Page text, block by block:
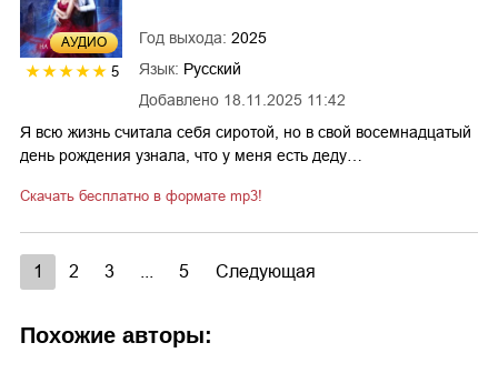
AУДИО
5
Добавлено 18.11.2025 11:42
Год выхода: 2025
Язык: Русский
Я всю жизнь считала себя сиротой, но в свой восемнадцатый
день рождения узнала, что у меня есть деду…
Скачать бесплатно в формате mp3!
1 2 3 5 Следующая
Похожие авторы: